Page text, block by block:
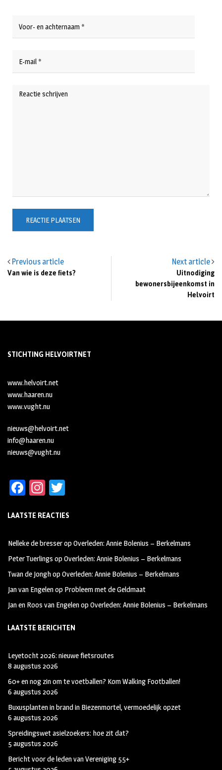
Previous article
Van wie is deze fiets?
Next article
Uitnodiging
bewonersbijeenkomst in
Helvoirt
STICHTING HELVOIRTNET
www.helvoirt.net
www.haaren.nu
www.vught.nu
nieuws@helvoirt.net
info@haaren.nu
nieuws@vught.nu
Fa
b
oo
k
In
ag
m
tt
LAATSTE REACTIES
Nelleke de bresseropOverleden: Annie Bolenius – Berkelmans
Peter Tuerlings opOverleden: Annie Bolenius – Berkelmans
Twan de JonghopOverleden: Annie Bolenius – Berkelmans
Jan van Engelenop Probleem met de Geldmaat
Jan en Roos van EngelenopOverleden: Annie Bolenius – Berkelmans
LAATSTE BERICHTEN
Leyetocht 2026: nieuwe fietsroutes
8 augustus 2026
60+ en nog zin om te voetballen? Kom Walking Footballen!
6 augustus 2026
Buxusplanten in brand in Biezenmortel, vermoedelijk opzet
6 augustus 2026
Spreidingswet asielzoekers: hoe zit dat?
5 augustus 2026
Bericht voor de leden van Vereniging 55+